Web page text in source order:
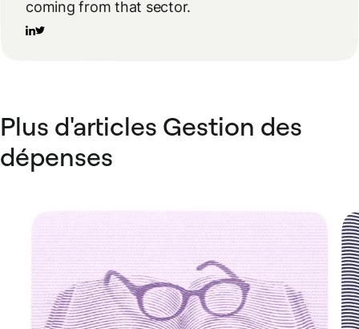
coming from that sector.
Plus d'articles Gestion des
dépenses